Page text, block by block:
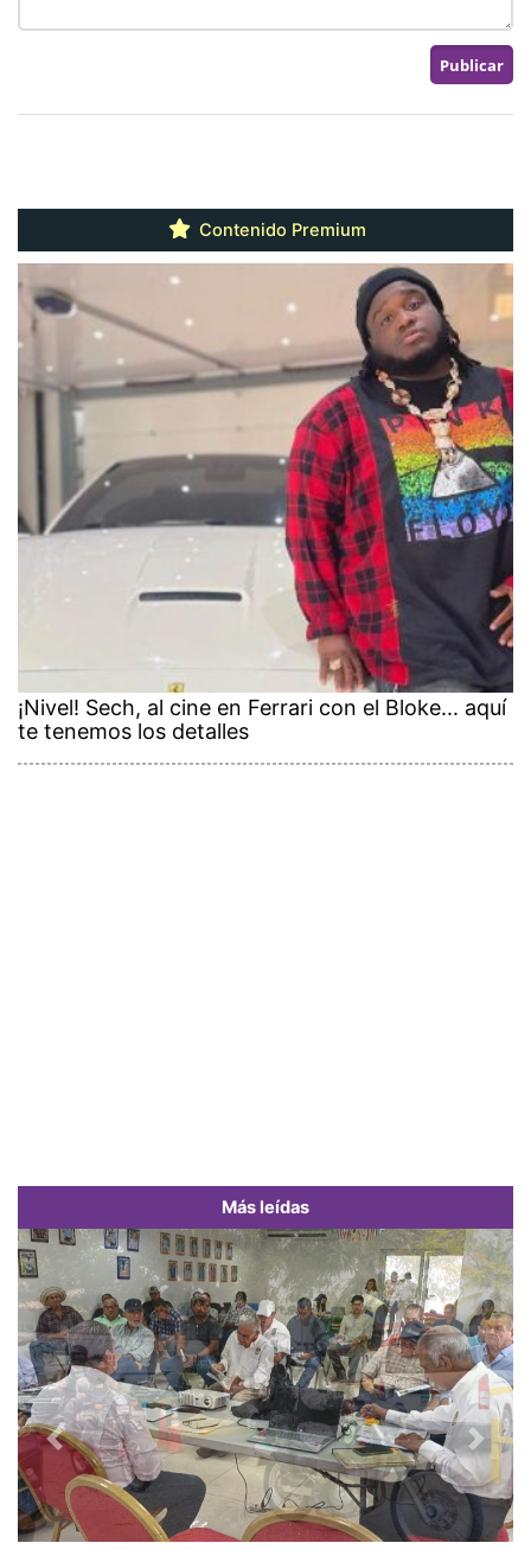
Contenido Premium
¡Nivel! Sech, al cine en Ferrari con el Bloke... aquí
te tenemos los detalles
Más leídas
Previous Next